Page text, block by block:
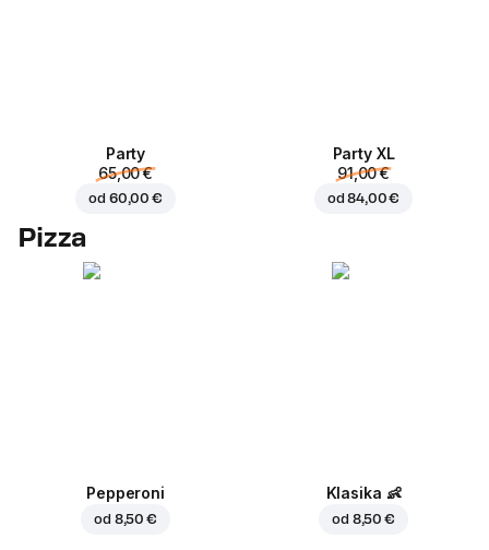
Party
65,00 €
od 60,00 €
Party XL
91,00 €
od84,00 €
Pizza
Pepperoni
od 8,50 €
Klasika 👶
od 8,50 €